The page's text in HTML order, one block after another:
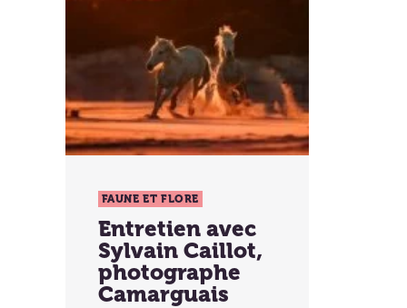
FAUNE ET FLORE
Entretien avec
Sylvain Caillot,
photographe
Camarguais